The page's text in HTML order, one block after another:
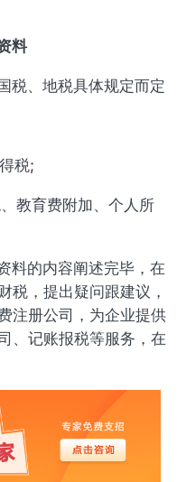
料
税、地税具体规定而定
税;
教育费附加、个人所
料的内容阐述完毕，在
税，提出疑问跟建议，
注册公司，为企业提供
、记账报税等服务，在